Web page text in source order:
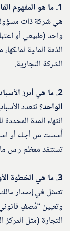
1. ما هو المفهوم القانوني لشركة الشخص الواحد في السعودية؟
هي شركة ذات
واحد (طبيعي أو
الذمة المالية
الشركة التجارية.
2. ما هي أبرز
الواحد؟تتعدد
انتهاء المدة
أُسست من أجله أو
تستنفد معظم رأس
3. ما هي الخطوة الأولى للبدء في إجراءات التصفية؟
تتمثل في إصدار
وتعيين “مُصفٍ
التجارة (مثل المركز